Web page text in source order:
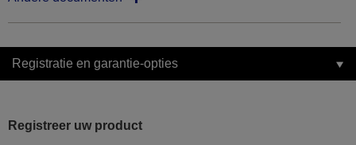
Registratie en garantie-opties
Registreer uw product